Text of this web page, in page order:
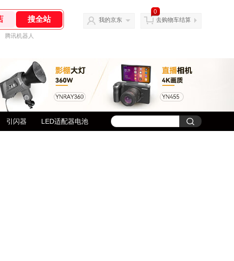
腾讯机器人
我的京东
0
去购物车结算
引闪器 LED适配器电池